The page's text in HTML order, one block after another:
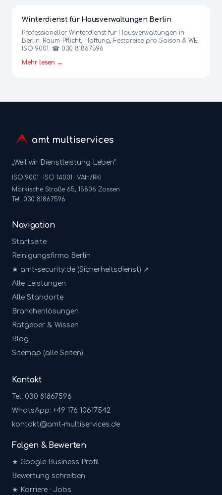
Winterdienst für Hausverwaltungen Berlin
Professioneller Winterdienst für Hausverwaltungen in
Berlin: Räum-Pflicht, Haftung, Festpreise pro Saison & WE.
ISO 9001. ☎ 030 81867596
Mehr lesen →
amt multiservices
„Weil wir Dienstleistung Leben"
ISO 9001 · ISO 14001 · VAH/RKI
Märkische Straße 65, 15806 Zossen
Tel. 030 81867596
Navigation
Startseite
Reinigungsfirma Berlin
★ amt-security.de (Sicherheitsdienst) ↗
Alle Leistungen
Alle Standorte
Branchenlösungen
Ratgeber & Wissen
Blog
Sitemap (alle Seiten)
Kontakt
Tel. 030 81867596
WhatsApp: +49 176 10617542
kontakt@amt-multiservices.de
Folgen & Bewerten
★ Google Business Profil
Bewertung schreiben
★ Karriere · Jobs